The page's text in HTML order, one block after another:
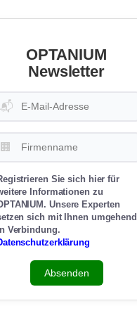
OPTANIUM
Newsletter
📬
🏢
Sie sich hier für
Informationen zu
Unsere Experten
sich mit Ihnen umgehend
Verbindung.
Absenden